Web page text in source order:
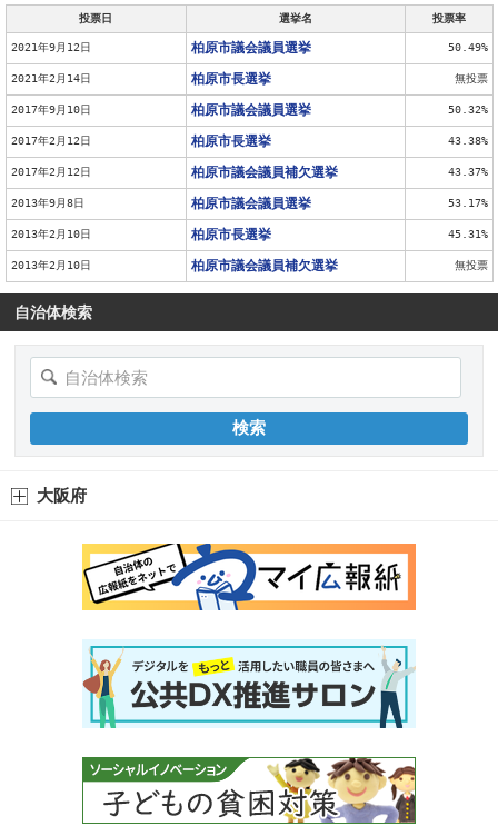
投票日 選挙名 投票率
2021年9月12日 柏原市議会議員選挙 50.49%
2021年2月14日 柏原市長選挙 無投票
2017年9月10日 柏原市議会議員選挙 50.32%
2017年2月12日 柏原市長選挙 43.38%
2017年2月12日 柏原市議会議員補欠選挙 43.37%
2013年9月8日 柏原市議会議員選挙 53.17%
2013年2月10日 柏原市長選挙 45.31%
2013年2月10日 柏原市議会議員補欠選挙 無投票
自治体検索
大阪府